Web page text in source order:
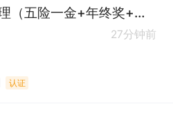
玉乳泉酒区域销售经理（五险一金+年终奖+经验不限）
27分钟前
认证